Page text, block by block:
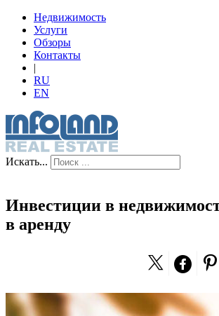
Недвижимость
Услуги
Обзоры
Контакты
|
RU
EN
Искать...
Инвестиции в
в аренду